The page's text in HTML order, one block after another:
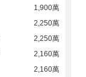
1,900萬
2,250萬
2,250萬
2,160萬
2,160萬